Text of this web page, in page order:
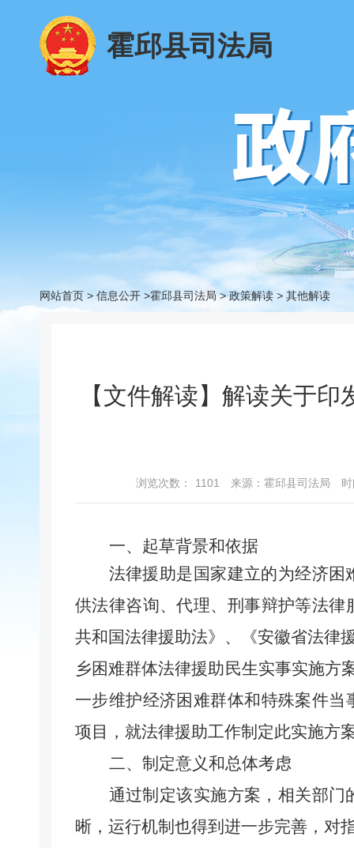
霍邱县司法局
网站首页 > 信息公开 >霍邱县司法局> 政策解读 > 其他解读
【文件解读】解读关于
浏览次数： 1101 来源：霍邱县司法局
一、起草背景和依据
法律援助是国家建立的为经济
供法律咨询、代理、刑事辩护等法律
共和国法律援助法》、《安徽省法律
乡困难群体法律援助民生实事实施方
一步维护经济困难群体和特殊案件
项目，就法律援助工作制定此实施方
二、制定意义和总体考虑
通过制定该实施方案，相关部
晰，运行机制也得到进一步完善，对